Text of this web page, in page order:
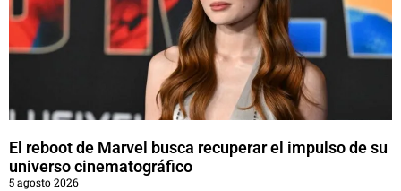
El reboot de Marvel busca recuperar el impulso de su
universo cinematográfico
5 agosto 2026